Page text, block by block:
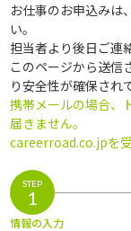
お仕事のお申込みは
い。
担当者より後日ご連
このページから送信
り安全性が確保され
携帯メールの場合、
届きません。
careerroad.co.jpを
STEP
1
情報の入力